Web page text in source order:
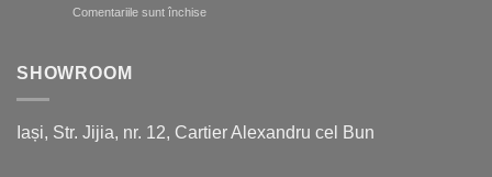
să
bucătăria
Comentariile sunt închisepentru
beneficii
pe
SHOWROOM
Iași, Str. Jijia, nr. 12, Cartier Alexandru cel Bun